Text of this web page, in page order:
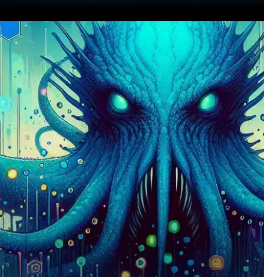
Le 1er décembre 2025,
Kraken, une des principales
plateformes de change de
cryptomonnaies, a annoncé
l’acquisition de Backed
Finance, une…